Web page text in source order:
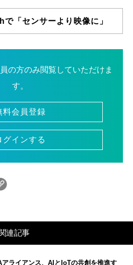
「センサーより映像に」
の方のみ閲覧していただけま
す。
料会員登録
グインする
連記事
アライアンス、AIとIoTの共創を推進す